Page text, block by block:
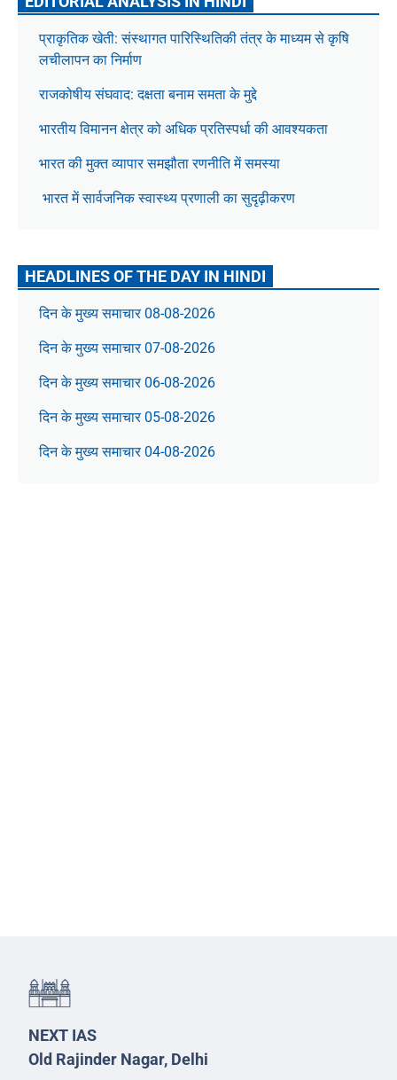
प्राकृतिक खेती: संस्थागत पारिस्थितिकी तंत्र के माध्यम से कृषि
लचीलापन का निर्माण
राजकोषीय संघवाद: दक्षता बनाम समता के मुद्दे
भारतीय विमानन क्षेत्र को अधिक प्रतिस्पर्धा की आवश्यकता
भारत की मुक्त व्यापार समझौता रणनीति में समस्या
भारत में सार्वजनिक स्वास्थ्य प्रणाली का सुदृढ़ीकरण
HEADLINES OF THE DAY IN HINDI
दिन के मुख्य समाचार 08-08-2026
दिन के मुख्य समाचार 07-08-2026
दिन के मुख्य समाचार 06-08-2026
दिन के मुख्य समाचार 05-08-2026
दिन के मुख्य समाचार 04-08-2026
NEXT IAS
Old Rajinder Nagar, Delhi